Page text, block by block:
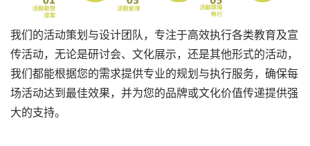
我们的活动策划与设计团队，专注于高效执行各类教育及宣
传活动，无论是研讨会、文化展示，还是其他形式的活动，
我们都能根据您的需求提供专业的规划与执行服务，确保每
场活动达到最佳效果，并为您的品牌或文化价值传递提供强
大的支持。